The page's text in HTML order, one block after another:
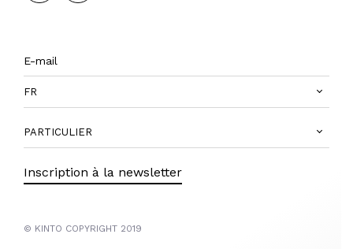
FR
PARTICULIER
Inscription à la newsletter
© KINTO COPYRIGHT 2019